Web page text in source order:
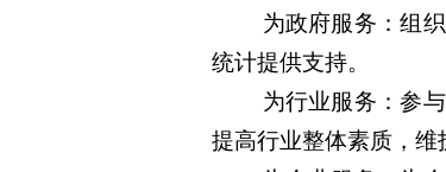
为政府服务：组
统计提供支持。
为行业服务：参
提高行业整体素质，维